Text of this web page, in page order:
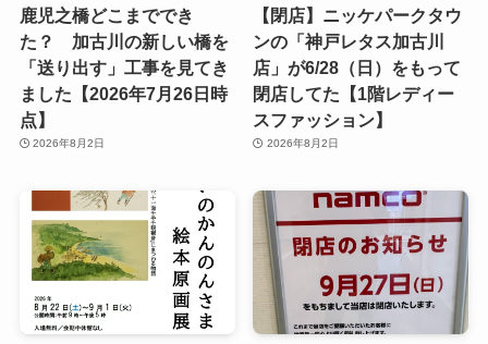
鹿児之橋どこまででき
た？ 加古川の新しい橋を
「送り出す」工事を見てき
ました【2026年7月26日時
点】
2026年8月2日
【閉店】ニッケパークタウ
ンの「神戸レタス加古川
店」が6/28（日）をもって
閉店してた【1階レディー
スファッション】
2026年8月2日